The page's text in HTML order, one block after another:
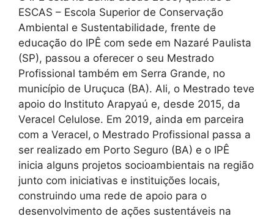
ESCAS – Escola Superior de Conservação
Ambiental e Sustentabilidade, frente de
educação do IPÊ com sede em Nazaré Paulista
(SP), passou a oferecer o seu Mestrado
Profissional também em Serra Grande, no
município de Uruçuca (BA). Ali, o Mestrado teve
apoio do Instituto Arapyaú e, desde 2015, da
Veracel Celulose. Em 2019, ainda em parceira
com a Veracel, o Mestrado Profissional passa a
ser realizado em Porto Seguro (BA) e o IPÊ
inicia alguns projetos socioambientais na região
junto com iniciativas e instituições locais,
construindo uma rede de apoio para o
desenvolvimento de ações sustentáveis na